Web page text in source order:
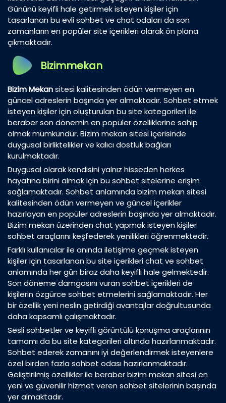
Gününü keyifli hale getirmek isteyen kişiler için
tasarlanan bu evli sohbet ve chat odaları da son
zamanların en popüler site içerikleri olarak ön plana
çıkmaktadır.
Bizimmekan
Bizim Mekansitesi kalitesinden ödün vermeyen en
güncel adreslerin başında yer almaktadır. Sohbet etmek
isteyen kişiler için oluşturulan bu site kategorileri ile
beraber son dönemin en popüler özelliklerine sahip
olmak mümkündür. Bizim mekan sitesi içerisinde
duygusal birliktelikler ve kalıcı dostluk bağları
kurulmaktadır.
Duygusal olarak kendisini yalnız hisseden herkes
hayatına birini almak için bu sohbet sitelerine erişim
sağlamaktadır. Sohbet anlamında bizim mekan sitesi
kalitesinden ödün vermeyen ve güncel içerikler
hazırlayan en popüler adreslerin başında yer almaktadır.
Bizim mekan üzerinden chat yapmak isteyen kişiler
sohbet araçlarını keşfederek yenilikleri öğrenmektedir.
Farklı kullanıcılar ile anında iletişime geçmek isteyen
kişiler için tasarlanan bu site içerikleri chat ve sohbet
anlamında her gün biraz daha keyifli hale gelmektedir.
Son döneme damgasını vuran sohbet içerikleri de
kişilerin özgürce sohbet etmelerini sağlamaktadır. Her
bir özellik yeni neslin getirdiği avantajlar doğrultusunda
daha kapsamlı çalışmaktadır.
Sesli sohbetler ve keyifli görüntülü konuşma araçlarının
tamamı da bu site kategorileri altında hazırlanmaktadır.
Sohbet ederek zamanını iyi değerlendirmek isteyenlere
özel birden fazla sohbet odası hazırlanmaktadır.
Geliştirilmiş özellikler ile beraber bizim mekan sitesi en
yeni ve güvenilir hizmet veren sohbet sitelerinin başında
yer almaktadır.